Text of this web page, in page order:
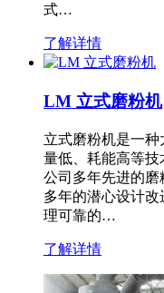
式…
了解详情
LM 立式磨粉机
立式磨粉机是一
量低、耗能高等
公司多年先进的
多年的潜心设计
理可靠的…
了解详情